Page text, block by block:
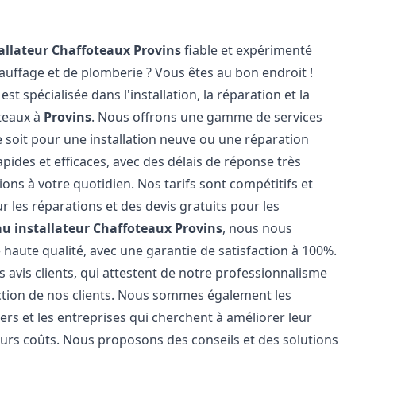
Chaffoteaux Provinsfiable et expérimenté
et de plomberie ? Vous êtes au bon endroit !
spécialisée dans l'installation, la réparation et la
à Provins. Nous offrons une gamme de services
soit pour une installation neuve ou une réparation
et efficaces, avec des délais de réponse très
à votre quotidien. Nos tarifs sont compétitifs et
les réparations et des devis gratuits pour les
installateur Chaffoteaux Provins, nous nous
qualité, avec une garantie de satisfaction à 100%.
avis clients, qui attestent de notre professionnalisme
de nos clients. Nous sommes également les
et les entreprises qui cherchent à améliorer leur
coûts. Nous proposons des conseils et des solutions